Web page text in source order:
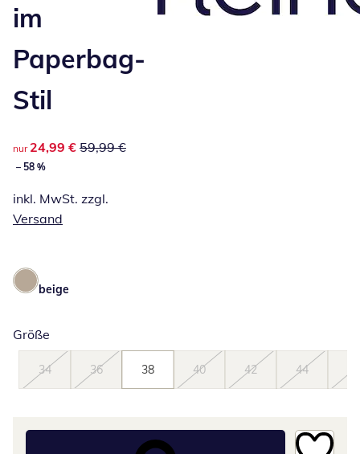
im
Paperbag-
Stil
reduzierter Preis 24,99 €, vorheriger Preis: 59,99 €
nur 24,99 € 59,99 €
– 58 %
inkl. MwSt. zzgl.
Versand
beige
Größe
34 36 38 40 42 44